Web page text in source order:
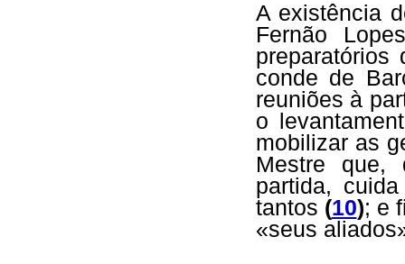
A existência
Fernão
preparatórios
conde de
reuniões à
o
mobilizar as
Mestre que,
partida,
tantos (10); e
«seus